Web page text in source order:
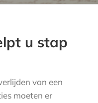
u stap
van een
moeten er